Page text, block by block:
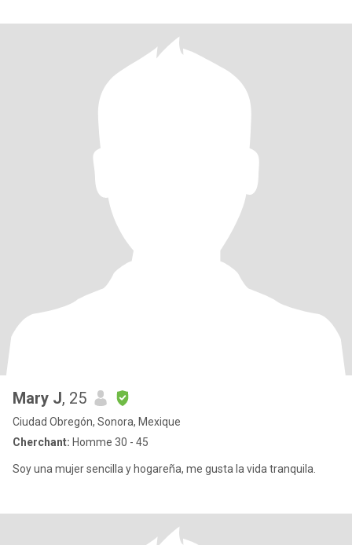
Mary J, 25
Ciudad Obregón, Sonora, Mexique
Cherchant: Homme 30 - 45
Soy una mujer sencilla y hogareña, me gusta la vida tranquila.